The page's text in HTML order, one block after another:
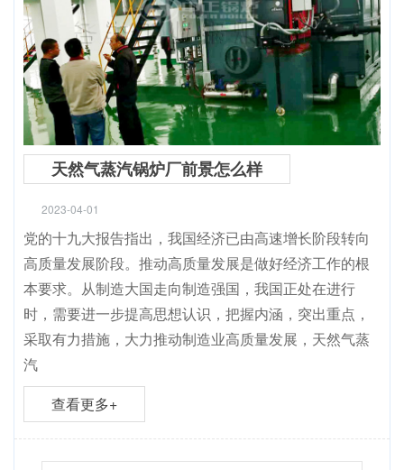
天然气蒸汽锅炉厂前景怎么样
2023-04-01
党的十九大报告指出，我国经济已由高速增长阶段转向
高质量发展阶段。推动高质量发展是做好经济工作的根
本要求。从制造大国走向制造强国，我国正处在进行
时，需要进一步提高思想认识，把握内涵，突出重点，
采取有力措施，大力推动制造业高质量发展，天然气蒸
汽
查看更多+